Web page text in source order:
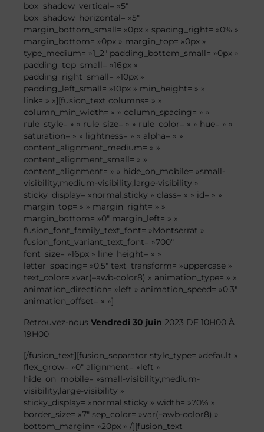
box_shadow_vertical= »5″
box_shadow_horizontal= »5″
margin_bottom_small= »0px » spacing_right= »0% »
margin_bottom= »0px » margin_top= »0px »
type_medium= »1_2″ padding_bottom_small= »0px »
padding_top_small= »16px »
padding_right_small= »10px »
padding_left_small= »10px » min_height= » »
link= » »][fusion_text columns= » »
column_min_width= » » column_spacing= » »
rule_style= » » rule_size= » » rule_color= » » hue= » »
saturation= » » lightness= » » alpha= » »
content_alignment_medium= » »
content_alignment_small= » »
content_alignment= » » hide_on_mobile= »small-
visibility,medium-visibility,large-visibility »
sticky_display= »normal,sticky » class= » » id= » »
margin_top= » » margin_right= » »
margin_bottom= »0″ margin_left= » »
fusion_font_family_text_font= »Montserrat »
fusion_font_variant_text_font= »700″
font_size= »16px » line_height= » »
letter_spacing= »0.5″ text_transform= »uppercase »
text_color= »var(–awb-color8) » animation_type= » »
animation_direction= »left » animation_speed= »0.3″
animation_offset= » »]
Retrouvez-nous Vendredi 30 juin 2023 DE 10H00 À
19H00
[/fusion_text][fusion_separator style_type= »default »
flex_grow= »0″ alignment= »left »
hide_on_mobile= »small-visibility,medium-
visibility,large-visibility »
sticky_display= »normal,sticky » width= »70% »
border_size= »7″ sep_color= »var(–awb-color8) »
bottom_margin= »20px » /][fusion_text